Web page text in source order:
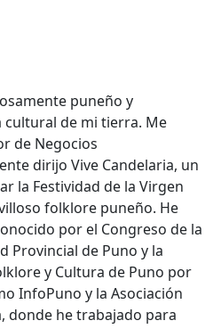
puneño y
de mi tierra. Me
de Negocios
dirijo Vive Candelaria, un
la Festividad de la Virgen
folklore puneño. He
por el Congreso de la
Provincial de Puno y la
y Cultura de Puno por
InfoPuno y la Asociación
donde he trabajado para